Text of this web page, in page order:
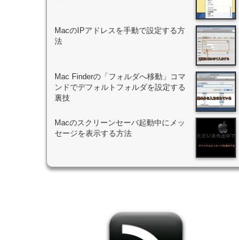
MacのIPアドレスを手動で設定する方
法
Mac Finderの「フォルダへ移動」コマ
ンドでデフォルトフォルダを設定する
裏技
Macのスクリーンセーバ起動中にメッ
セージを表示する方法